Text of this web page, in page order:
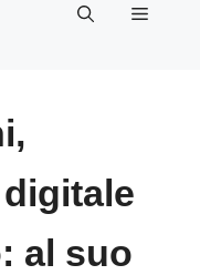
Menu
al suo